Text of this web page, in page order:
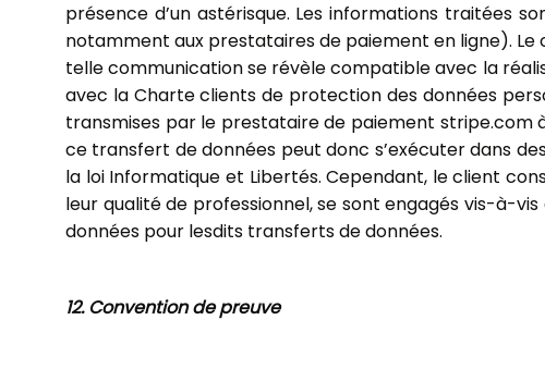
présence d’un astérisque. Les informations traitées
notamment aux prestataires de paiement en ligne). Le
telle communication se révèle compatible avec la
avec la Charte clients de protection des données
transmises par le prestataire de paiement stripe.com
ce transfert de données peut donc s’exécuter dans
la loi Informatique et Libertés. Cependant, le client
leur qualité de professionnel, se sont engagés vis-à-
données pour lesdits transferts de données.
12. Convention de preuve